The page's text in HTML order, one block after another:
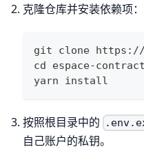
克隆仓库并安装依赖项：
git clone https://
cd espace-
yarn install
按照根目录中的
自己账户的私钥。